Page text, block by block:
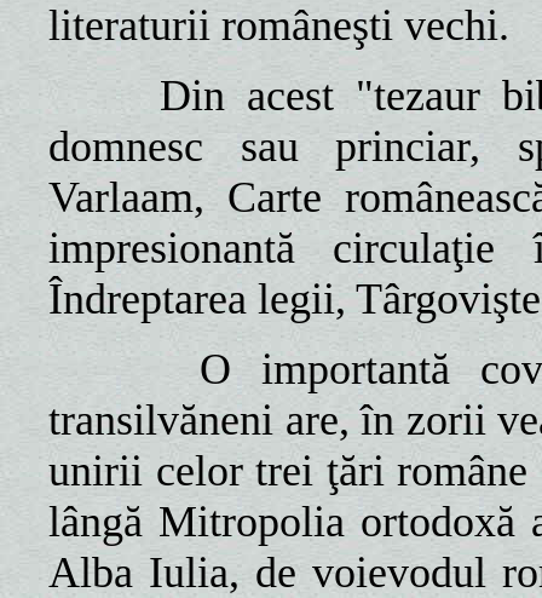
literaturii româneşti vechi.
Din acest "tezaur
domnesc sau princiar,
Varlaam, Carte
impresionantă
Îndreptarea legii,
O importantă
transilvăneni are, în zorii
unirii celor trei ţări
lângă Mitropolia ortodoxă
Alba Iulia, de voievodul